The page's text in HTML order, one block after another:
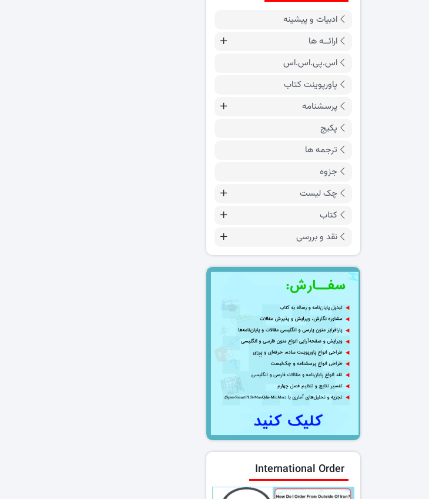
ادبیات و پیشینه
ارائــه ها
اس.پی.اس.اس
پاورپوینت کتاب
پرسشنامه
پکیج
ترجمه ها
جزوه
چک لیست
کتاب
نقد و بررسی
International Order